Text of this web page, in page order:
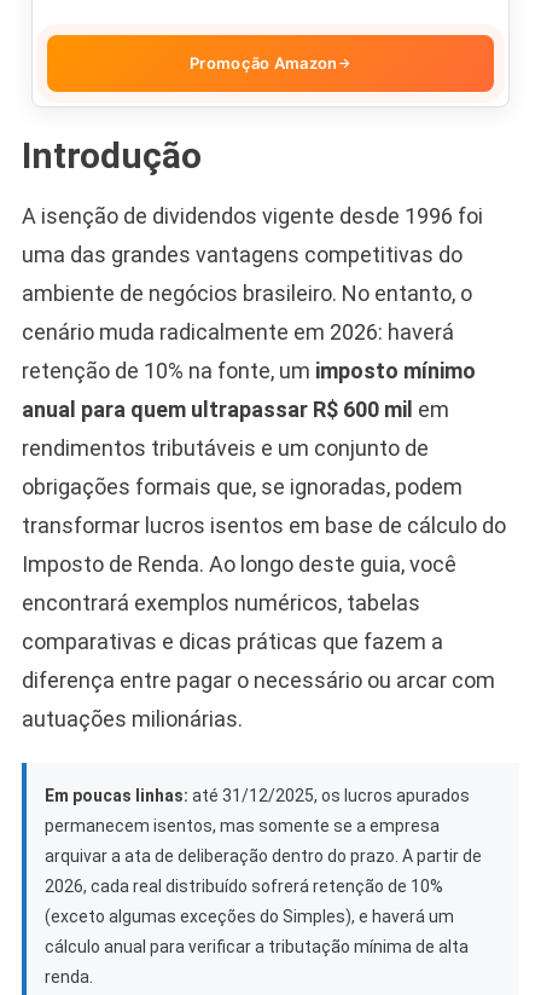
Promoção Amazon →
Introdução
A isenção de dividendos vigente desde 1996 foi
uma das grandes vantagens competitivas do
ambiente de negócios brasileiro. No entanto, o
cenário muda radicalmente em 2026: haverá
retenção de 10% na fonte, um imposto mínimo
anual para quem ultrapassar R$ 600 mil em
rendimentos tributáveis e um conjunto de
obrigações formais que, se ignoradas, podem
transformar lucros isentos em base de cálculo do
Imposto de Renda. Ao longo deste guia, você
encontrará exemplos numéricos, tabelas
comparativas e dicas práticas que fazem a
diferença entre pagar o necessário ou arcar com
autuações milionárias.
Em poucas linhas: até 31/12/2025, os lucros apurados
permanecem isentos, mas somente se a empresa
arquivar a ata de deliberação dentro do prazo. A partir de
2026, cada real distribuído sofrerá retenção de 10%
(exceto algumas exceções do Simples), e haverá um
cálculo anual para verificar a tributação mínima de alta
renda.